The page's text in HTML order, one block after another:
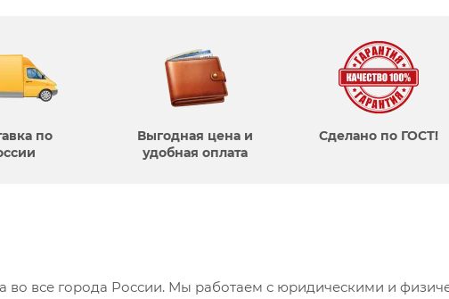
по
Выгодная цена и
удобная оплата
Сделано по ГОСТ!
во все города России. Мы работаем с юридическими и